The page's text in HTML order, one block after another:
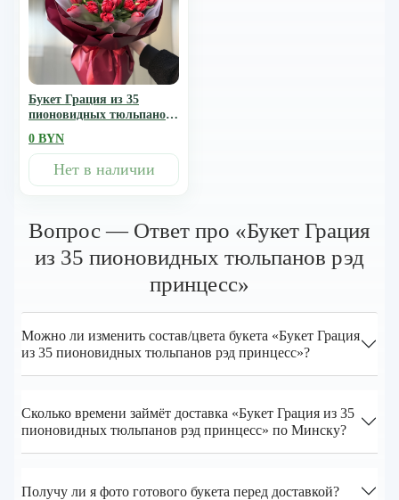
Букет Грация из 35
пионовидных тюльпанов
0 BYN
Нет в наличии
Вопрос — Ответ про «Букет Грация
из 35 пионовидных тюльпанов рэд
принцесс»
Можно ли изменить состав/цвета букета «Букет Грация
из 35 пионовидных тюльпанов рэд принцесс»?
Сколько времени займёт доставка «Букет Грация из 35
пионовидных тюльпанов рэд принцесс» по Минску?
Получу ли я фото готового букета перед доставкой?